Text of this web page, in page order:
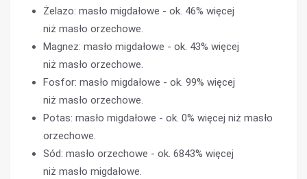
Żelazo: masło migdałowe - ok. 46% więcej
niż masło orzechowe.
Magnez: masło migdałowe - ok. 43% więcej
niż masło orzechowe.
Fosfor: masło migdałowe - ok. 99% więcej
niż masło orzechowe.
Potas: masło migdałowe - ok. 0% więcej niż masło
orzechowe.
Sód: masło orzechowe - ok. 6843% więcej
niż masło migdałowe.